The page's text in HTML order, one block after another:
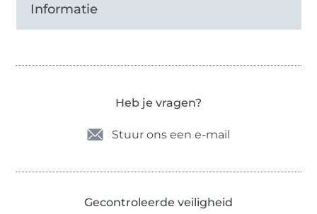
Informatie
Heb je vragen?
Stuur ons een e-mail
Gecontroleerde veiligheid